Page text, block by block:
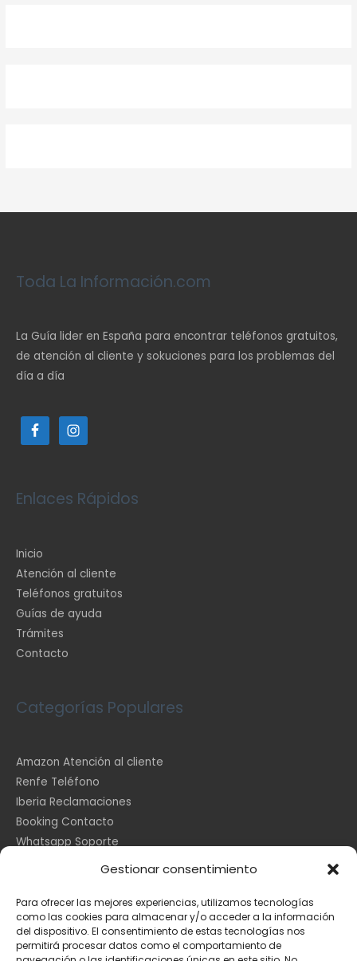
Gestionar consentimiento
Para ofrecer las mejores experiencias, utilizamos tecnologías
como las cookies para almacenar y/o acceder a la información
del dispositivo. El consentimiento de estas tecnologías nos
permitirá procesar datos como el comportamiento de
Toda La Información.com
La Guía lider en España para encontrar teléfonos gratuitos,
de atención al cliente y sokuciones para los problemas del
día a día
Enlaces Rápidos
Inicio
Atención al cliente
Teléfonos gratuitos
Guías de ayuda
Trámites
Contacto
Categorías Populares
Amazon Atención al cliente
Renfe Teléfono
Iberia Reclamaciones
Booking Contacto
Whatsapp Soporte
Información Legal